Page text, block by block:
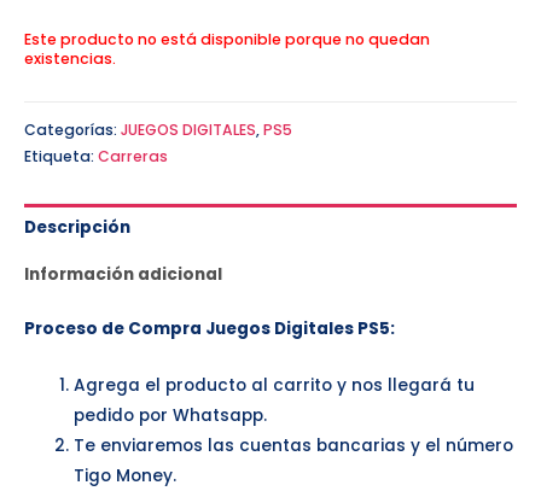
Este producto no está disponible porque no quedan
existencias.
Categorías: JUEGOS DIGITALES,PS5
Etiqueta: Carreras
Descripción
Información adicional
Proceso de Compra Juegos Digitales PS5:
Agrega el producto al carrito y nos llegará tu
pedido por Whatsapp.
Te enviaremos las cuentas bancarias y el número
Tigo Money.